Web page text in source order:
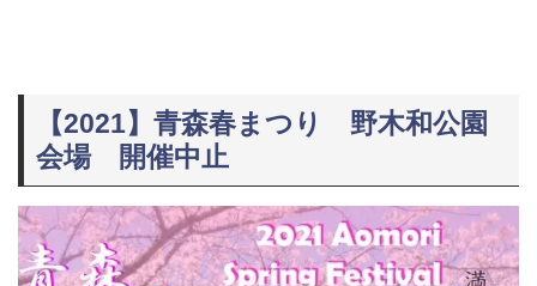
【2021】青森春まつり 野木和公園
会場 開催中止